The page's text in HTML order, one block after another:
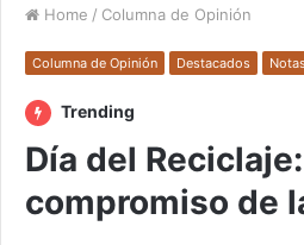
Home / Columna de Opinión
Columna de Opinión Destacados
Trending
Día del
compromiso de